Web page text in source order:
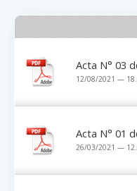
Acta N° 03
12/08/2021 —
Acta N° 01
26/03/2021 —